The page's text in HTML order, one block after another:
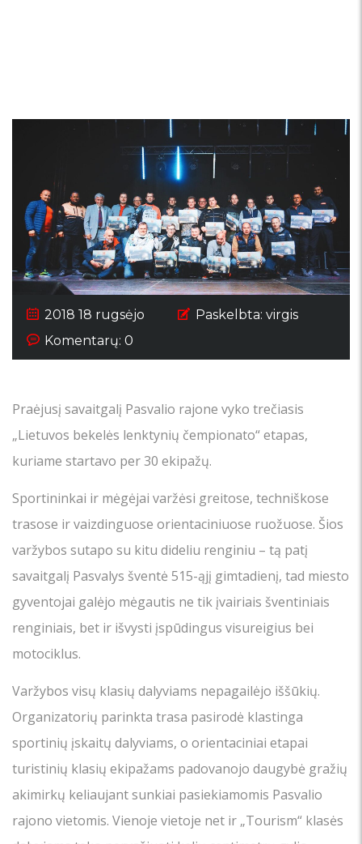
2018 18 rugsėjo Paskelbta: virgis
Komentarų: 0
Praėjusį savaitgalį Pasvalio rajone vyko trečiasis
„Lietuvos bekelės lenktynių čempionato“ etapas,
kuriame startavo per 30 ekipažų.
Sportininkai ir mėgėjai varžėsi greitose, techniškose
trasose ir vaizdinguose orientaciniuose ruožuose. Šios
varžybos sutapo su kitu dideliu renginiu – tą patį
savaitgalį Pasvalys šventė 515-ąjį gimtadienį, tad miesto
gyventojai galėjo mėgautis ne tik įvairiais šventiniais
renginiais, bet ir išvysti įspūdingus visureigius bei
motociklus.
Varžybos visų klasių dalyviams nepagailėjo iššūkių.
Organizatorių parinkta trasa pasirodė klastinga
sportinių įskaitų dalyviams, o orientaciniai etapai
turistinių klasių ekipažams padovanojo daugybė gražių
akimirkų keliaujant sunkiai pasiekiamomis Pasvalio
rajono vietomis. Vienoje vietoje net ir „Tourism“ klasės